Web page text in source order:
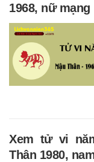
1968, nữ mạng
Xem tử vi
Thân 1980,